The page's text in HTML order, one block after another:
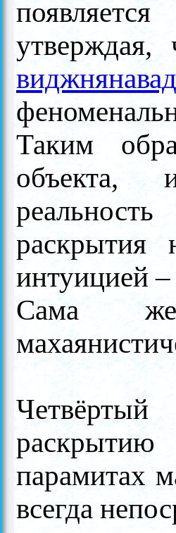
Таким
объекта,
раскрытия
интуицией–
Сама
парамитах
всегда